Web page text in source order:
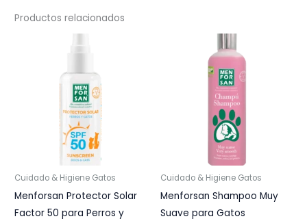
Productos relacionados
Cuidado & Higiene Gatos
Menforsan Protector Solar
Factor 50 para Perros y
Cuidado & Higiene Gatos
Menforsan Shampoo Muy
Suave para Gatos